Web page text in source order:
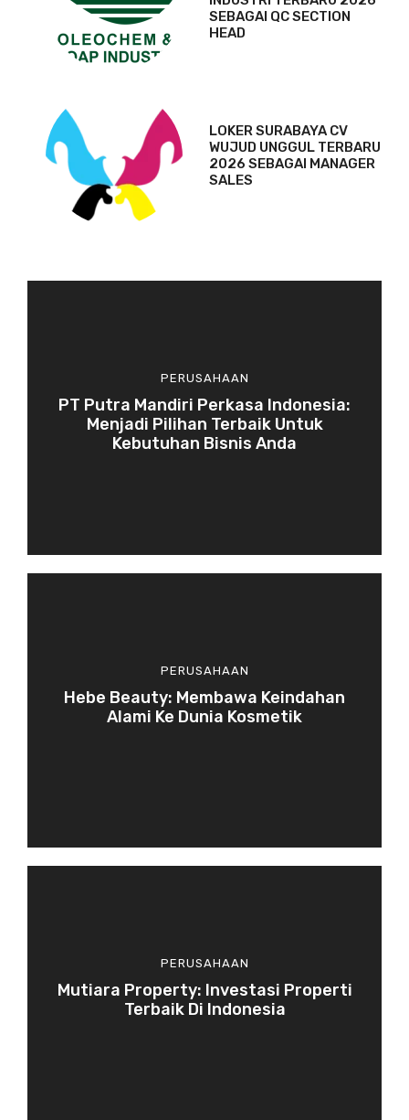
SEBAGAI QC SECTION
HEAD
LOKER SURABAYA CV
WUJUD UNGGUL TERBARU
2026 SEBAGAI MANAGER
SALES
PERUSAHAAN
PT Putra Mandiri Perkasa Indonesia:
Menjadi Pilihan Terbaik Untuk
Kebutuhan Bisnis Anda
PERUSAHAAN
Hebe Beauty: Membawa Keindahan
Alami Ke Dunia Kosmetik
PERUSAHAAN
Mutiara Property: Investasi Properti
Terbaik Di Indonesia